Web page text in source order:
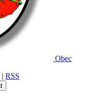
Obec
| RSS